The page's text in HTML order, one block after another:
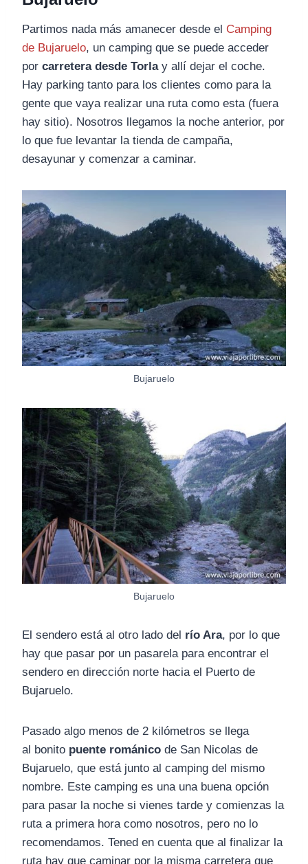
Partimos nada más amanecer desde el Camping
de Bujaruelo, un camping que se puede acceder
por carretera desde Torlay allí dejar el coche.
Hay parking tanto para los clientes como para la
gente que vaya realizar una ruta como esta (fuera
hay sitio). Nosotros llegamos la noche anterior, por
lo que fue levantar la tienda de campaña,
desayunar y comenzar a caminar.
Bujaruelo
Bujaruelo
El sendero está al otro lado del río Ara, por lo que
hay que pasar por un pasarela para encontrar el
sendero en dirección norte hacia el Puerto de
Bujaruelo.
Pasado algo menos de 2 kilómetros se llega
al bonito puente románico de San Nicolas de
Bujaruelo, que está junto al camping del mismo
nombre. Este camping es una una buena opción
para pasar la noche si vienes tarde y comienzas la
ruta a primera hora como nosotros, pero no lo
recomendamos. Tened en cuenta que al finalizar la
ruta hay que caminar por la misma carretera que